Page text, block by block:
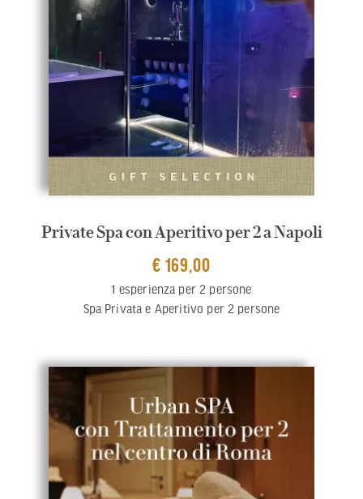
Private Spa con Aperitivo per 2 a Napoli
€ 169,00
1 esperienza per 2 persone
Spa Privata e Aperitivo per 2 persone